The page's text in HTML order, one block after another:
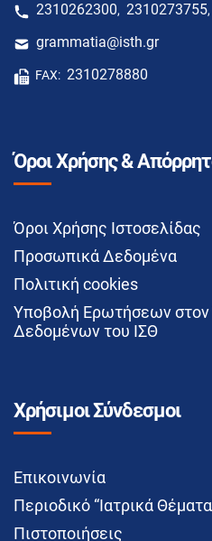
2310262300, 2310273755,
grammatia@isth.gr
FAX: 2310278880
Όροι Χρήσης &
Όροι Χρήσης Ιστοσελίδας
Προσωπικά Δεδομένα
Πολιτική cookies
Υποβολή Ερωτήσεων στον
Δεδομένων του ΙΣΘ
Χρήσιμοι Σύνδεσμοι
Επικοινωνία
Περιοδικό “Ιατρικά
Πιστοποιήσεις